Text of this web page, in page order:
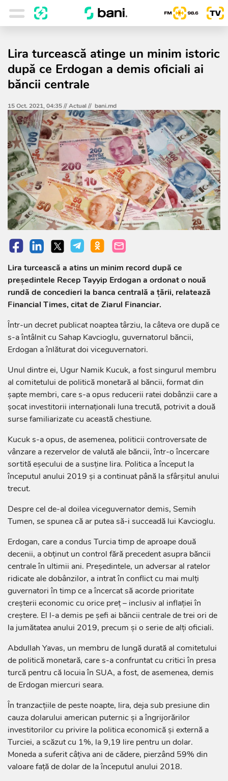
Lira turcească atinge un minim istoric
după ce Erdogan a demis oficiali ai
băncii centrale
15 Oct. 2021, 04:35 //Actual// bani.md
Lira turcească a atins un minim record după ce
preşedintele Recep Tayyip Erdogan a ordonat o nouă
rundă de concedieri la banca centrală a ţării, relatează
Financial Times, citat de Ziarul Financiar.
Într-un decret publicat noaptea târziu, la câteva ore după ce
s-a întâlnit cu Sahap Kavcioglu, guvernatorul băncii,
Erdogan a înlăturat doi viceguvernatori.
Unul dintre ei, Ugur Namik Kucuk, a fost singurul membru
al comitetului de politică monetară al băncii, format din
şapte membri, care s-a opus reducerii ratei dobânzii care a
şocat investitorii internaţionali luna trecută, potrivit a două
surse familiarizate cu această chestiune.
Kucuk s-a opus, de asemenea, politicii controversate de
vânzare a rezervelor de valută ale băncii, într-o încercare
sortită eşecului de a susţine lira. Politica a început la
începutul anului 2019 şi a continuat până la sfârşitul anului
trecut.
Despre cel de-al doilea viceguvernator demis, Semih
Tumen, se spunea că ar putea să-i succeadă lui Kavcioglu.
Erdogan, care a condus Turcia timp de aproape două
decenii, a obţinut un control fără precedent asupra băncii
centrale în ultimii ani. Preşedintele, un adversar al ratelor
ridicate ale dobânzilor, a intrat în conflict cu mai mulţi
guvernatori în timp ce a încercat să acorde prioritate
creşterii economic cu orice preţ – inclusiv al inflaţiei în
creştere. El l-a demis pe şefi ai băncii centrale de trei ori de
la jumătatea anului 2019, precum şi o serie de alţi oficiali.
Abdullah Yavas, un membru de lungă durată al comitetului
de politică monetară, care s-a confruntat cu critici în presa
turcă pentru că locuia în SUA, a fost, de asemenea, demis
de Erdogan miercuri seara.
În tranzacţiile de peste noapte, lira, deja sub presiune din
cauza dolarului american puternic şi a îngrijorărilor
investitorilor cu privire la politica economică şi externă a
Turciei, a scăzut cu 1%, la 9,19 lire pentru un dolar.
Moneda a suferit câţiva ani de cădere, pierzând 59% din
valoare faţă de dolar de la începutul anului 2018.